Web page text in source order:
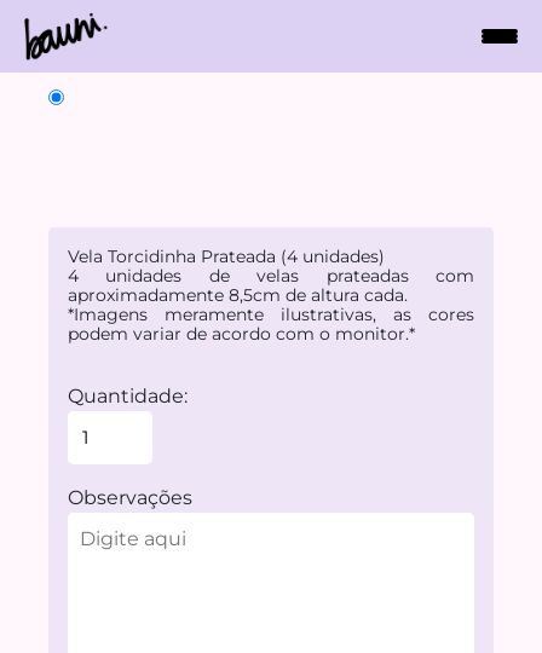
Vela Torcidinha Prateada (4 unidades)
4 unidades de velas prateadas com
aproximadamente 8,5cm de altura cada.
*Imagens meramente ilustrativas, as cores
podem variar de acordo com o monitor.*
Quantidade:
Observações